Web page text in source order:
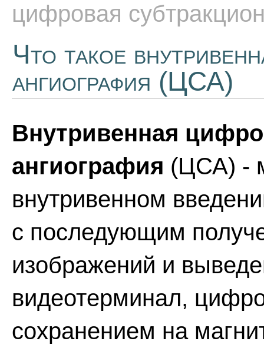
цифровая
Что такое
ангиография (ЦСА)
Внутривенная
ангиография (ЦСА) -
внутривенном
с последующим
изображений и
видеотерминал,
сохранением на